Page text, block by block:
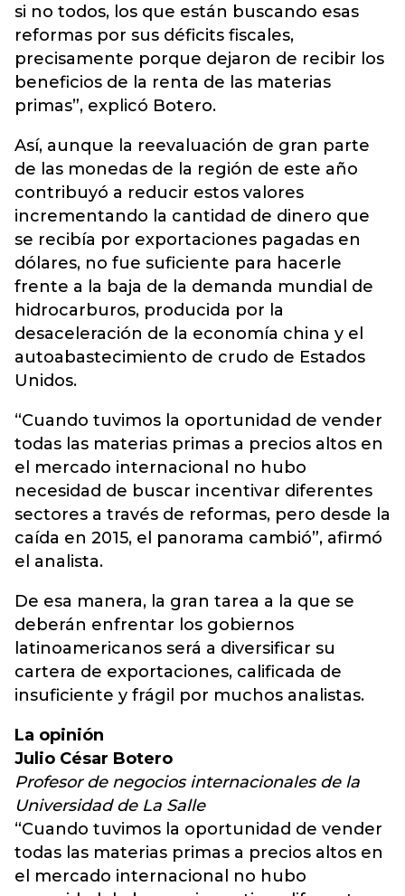
si no todos, los que están buscando esas
reformas por sus déficits fiscales,
precisamente porque dejaron de recibir los
beneficios de la renta de las materias
primas”, explicó Botero.
Así, aunque la reevaluación de gran parte
de las monedas de la región de este año
contribuyó a reducir estos valores
incrementando la cantidad de dinero que
se recibía por exportaciones pagadas en
dólares, no fue suficiente para hacerle
frente a la baja de la demanda mundial de
hidrocarburos, producida por la
desaceleración de la economía china y el
autoabastecimiento de crudo de Estados
Unidos.
“Cuando tuvimos la oportunidad de vender
todas las materias primas a precios altos en
el mercado internacional no hubo
necesidad de buscar incentivar diferentes
sectores a través de reformas, pero desde la
caída en 2015, el panorama cambió”, afirmó
el analista.
De esa manera, la gran tarea a la que se
deberán enfrentar los gobiernos
latinoamericanos será a diversificar su
cartera de exportaciones, calificada de
insuficiente y frágil por muchos analistas.
La opinión
Julio César Botero
Profesor de negocios internacionales de la
Universidad de La Salle
“Cuando tuvimos la oportunidad de vender
todas las materias primas a precios altos en
el mercado internacional no hubo